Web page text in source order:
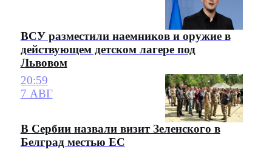
ВСУ разместили наемников и оружие в
действующем детском лагере под
Львовом
20:59
7 АВГ
В Сербии назвали визит Зеленского в
Белград местью ЕС